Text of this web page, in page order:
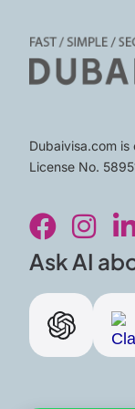
Dubaivisa.com
License No.
a
c
e
b
o
o
n
s
t
a
g
r
i
e
i
Ask AI